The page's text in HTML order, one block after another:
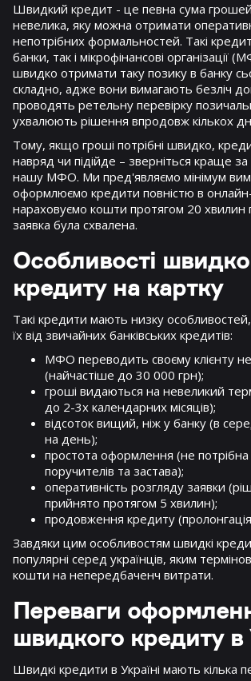
Швидкий кредит - це певна сума
невелика, яку можна отримати
непотрібних формальностей. Такі
банки, так і мікрофінансові організації
швидко отримати таку позику в банку
складно, адже вони вимагають безліч
проводять ретельну перевірку
ухвалюють рішення впродовж кількох
Тому, якщо гроші потрібні швидко,
навряд чи підійде – зверніться краще
нашу МФО. Ми пред'являємо мінімум
оформлюємо кредити повністю в
нараховуємо кошти протягом 20 хвилин
заявка була схвалена.
Особливості
кредиту на картку
Такі кредити мають низку особливостей,
їх від звичайних банківських кредитів:
МФО переводить своєму клієнту
(найчастіше до 30 000 грн);
гроші видаються на невеликий
до 2-3х календарних місяців);
відсоток вищий, ніж у банку (в
на день);
простота оформлення (не потрібна
поручителів та застава);
оперативність розгляду заявки
прийнято протягом 5 хвилин);
продовження кредиту
Завдяки цим особливостям швидкі
популярні серед українців, яким
кошти на непередбаченч витрати.
Переваги
швидкого кредиту в
Швидкі кредити в Україні мають кілька